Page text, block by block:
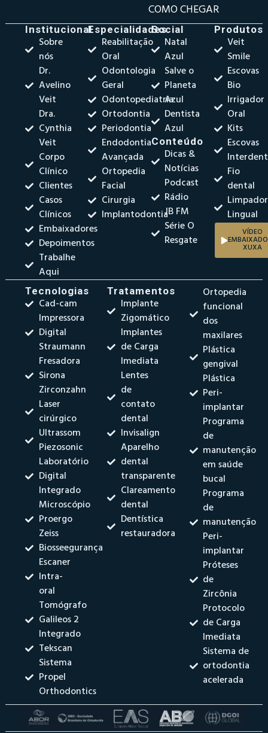
COMO CHEGAR
Institucional
Sobre
nós
Dr.
Avelino
Veit
Dra.
Cynthia
Veit
Corpo
Clínico
Clientes
Casos
Clínicos
Embaixadores
Depoimentos
Trabalhe
Aqui
Especialidades
Reabilitação
Oral
Odontologia
Geral
Odontopediatria
Ortodontia
Periodontia
Endodontia
Avançada
Ortopedia
Facial
Cirurgia
Implantodontia
Social
Natal
Azul
Salve o
Planeta
Azul
Dentista
Azul
Conteúdo
Dicas &
Notícias
Podcast
Rádio
JB FM
Série O
Resgate
Produtos
Veit
Smile
Escovas
Bio
Irrigador
Oral
Kits
Escovas
Fio
dental
Limpador
Lingual
VÍDEO
XUXA
Tecnologias
Cad-cam
Impressora
Digital
Straumann
Fresadora
Sirona
Zirconzahn
Laser
cirúrgico
Ultrassom
Piezosonic
Laboratório
Digital
Integrado
Microscópio
Proergo
Zeiss
Biosseegurança
Escaner
Intra-
oral
Tomógrafo
Galileos 2
Integrado
Tekscan
Sistema
Propel
Orthodontics
Tratamentos
Implante
Zigomático
Implantes
de Carga
Imediata
Lentes
de
contato
dental
Invisalign
Aparelho
dental
transparente
Clareamento
dental
Dentística
restauradora
Ortopedia
funcional
dos
maxilares
Plástica
gengival
Plástica
Peri-
implantar
Programa
de
manutenção
em saúde
bucal
Programa
de
manutenção
Peri-
implantar
Próteses
de
Zircônia
Protocolo
de Carga
Imediata
Sistema de
ortodontia
acelerada